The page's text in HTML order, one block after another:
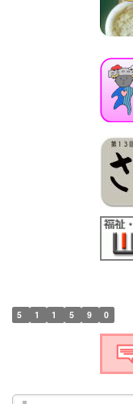
5 1 1 5 9 0